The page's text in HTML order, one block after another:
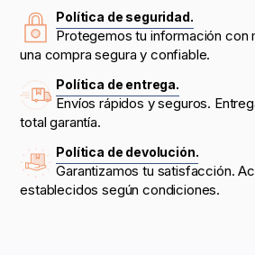
Política de seguridad.
Protegemos tu información con
una compra segura y confiable.
Política de entrega.
Envíos rápidos y seguros.
total garantía.
Política de devolución.
Garantizamos tu satisfacción.
establecidos según condiciones.